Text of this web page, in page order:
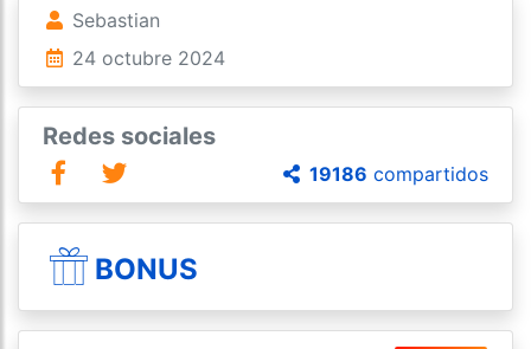
Sebastian
24 octubre 2024
Redes sociales
19186 compartidos
BONUS